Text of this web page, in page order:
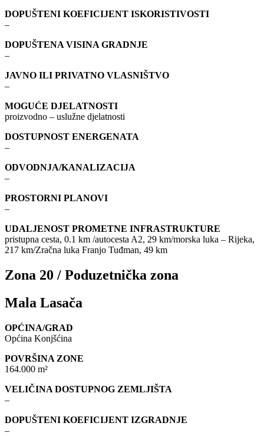
DOPUŠTENI KOEFICIJENT ISKORISTIVOSTI
–
DOPUŠTENA VISINA GRADNJE
–
JAVNO ILI PRIVATNO VLASNIŠTVO
–
MOGUĆE DJELATNOSTI
proizvodno – uslužne djelatnosti
DOSTUPNOST ENERGENATA
–
ODVODNJA/KANALIZACIJA
–
PROSTORNI PLANOVI
–
UDALJENOST PROMETNE INFRASTRUKTURE
pristupna cesta, 0.1 km /autocesta A2, 29 km/morska luka – Rijeka,
217 km/Zračna luka Franjo Tuđman, 49 km
Zona 20 / Poduzetnička zona
Mala Lasača
OPĆINA/GRAD
Općina Konjšćina
POVRŠINA ZONE
164.000 m²
VELIČINA DOSTUPNOG ZEMLJIŠTA
–
DOPUŠTENI KOEFICIJENT IZGRADNJE
–